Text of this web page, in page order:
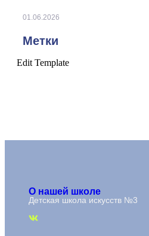
01.06.2026
Метки
Edit Template
О нашей школе
Детская школа искусств №3